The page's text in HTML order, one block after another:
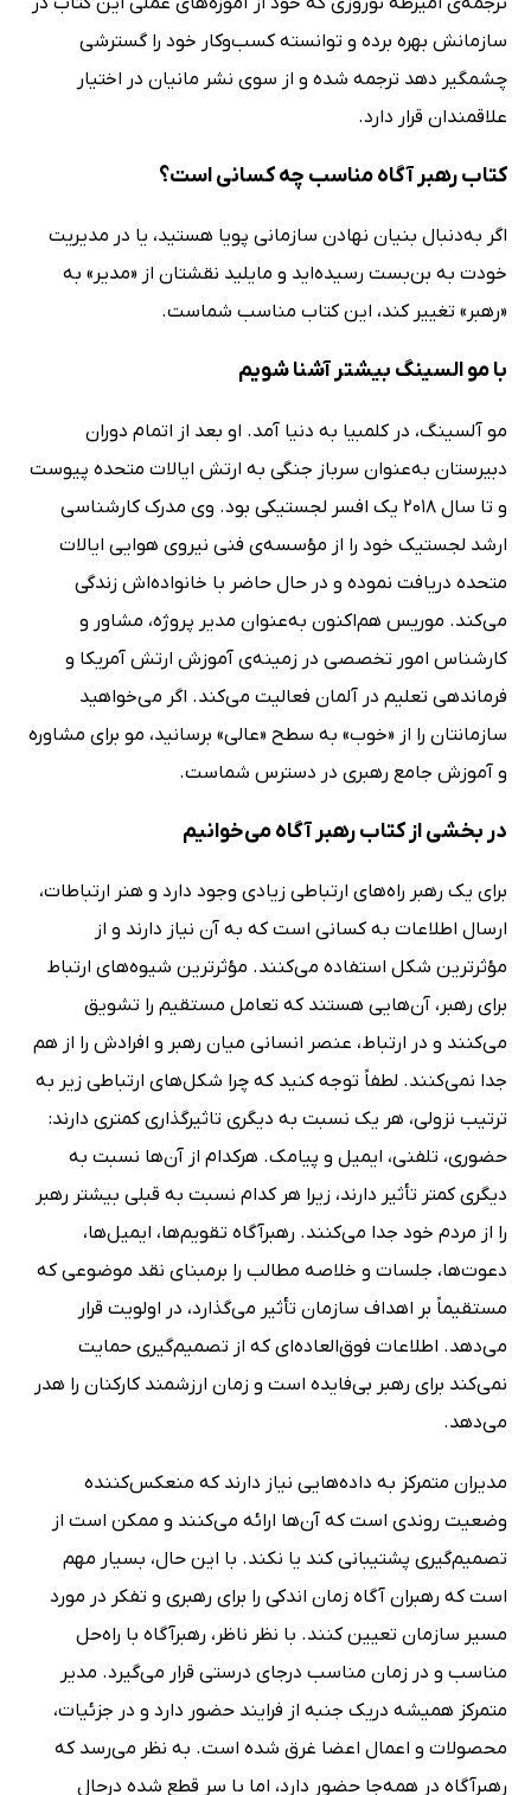
سازمانش بهره برده و توانسته کسب‌و‌کار خود را گسترشی
چشمگیر دهد ترجمه شده و از سوی نشر مانیان در اختیار
علاقمندان قرار دارد.
کتاب رهبر آگاه مناسب چه کسانی است؟
اگر به‌دنبال بنیان نهادن سازمانی پویا هستید، یا در مدیریت
خودت به بن‌بست رسیده‌اید و مایلید نقشتان از «مدیر» به
«رهبر» تغییر کند، این کتاب مناسب شماست.
با مو السینگ بیشتر آشنا شویم
مو آلسینگ، در کلمبیا به دنیا آمد. او بعد از اتمام دوران
دبیرستان به‌عنوان سرباز جنگی به ارتش ایالات متحده پیوست
و تا سال 2018 یک افسر لجستیکی بود. وی مدرک کارشناسی
ارشد لجستیک خود را از مؤسسه‌ی فنی نیروی هوایی ایالات
متحده دریافت نموده و در حال حاضر با خانواده‌اش زندگی
می‌کند. موریس هم‌اکنون به‌عنوان مدیر پروژه، مشاور و
کارشناس امور تخصصی در زمینه‌ی آموزش ارتش آمریکا و
فرماندهی تعلیم در آلمان فعالیت می‌کند. اگر می‌خواهید
سازمانتان را از «خوب» به سطح «عالی» برسانید، مو برای مشاوره
و آموزش جامع رهبری در دسترس شماست.
در بخشی از کتاب رهبر آگاه می‌خوانیم
برای یک رهبر راه‌های ارتباطی زیادی وجود دارد و هنر ارتباطات،
‌ارسال اطلاعات به کسانی است که به ﺁن نیاز دارند و از
مؤثرترین شکل استفاده می‌کنند. مؤثرترین شیوه‌های ارتباط
برای رهبر، ﺁن‌هایی هستند که تعامل مستقیم را تشویق
می‌کنند و در ارتباط، عنصر انسانی میان رهبر و افرادش را از هم
جدا نمی‌کنند. لطفاً توجه کنید که چرا شکل‌های ارتباطی زیر به
ترتیب نزولی، هر یک نسبت به دیگری تاثیرگذاری کمتری دارند:
حضوری، تلفنی، ‌ایمیل و پیامک. هرکدام از آن‌ها نسبت به
دیگری کمتر تأثیر دارند، زیرا هر کدام نسبت به قبلی بیشتر رهبر
را از مردم خود جدا می‌کنند. رهبرآگاه تقویم‌ها، ‌ایمیل‌ها،
دعوت‌ها، جلسات و خلاصه مطالب را برمبنای نقد موضوعی که
مستقیماً بر اهداف سازمان تأثیر می‌گذارد، در اولویت قرار
می‌دهد. اطلاعات فوق‌العاده‌ای که از تصمیم‌گیری حمایت
نمی‌کند برای رهبر بی‌فایده است و زمان ارزشمند کارکنان را هدر
می‌دهد.
مدیران متمرکز به داده‌هایی نیاز دارند که منعکس‌کننده
وضعیت روندی است که آن‌ها ارائه می‌کنند و ممکن است از
تصمیم‌گیری پشتیبانی کند یا نکند. با این حال، بسیار مهم
است که رهبران ﺁگاه زمان اندکی را برای رهبری و تفکر در مورد
مسیر سازمان تعیین کنند. با نظر ناظر، رهبرﺁگاه با راه‌حل
مناسب و در زمان مناسب درجای درستی قرار می‌گیرد. مدیر
متمرکز همیشه دریک جنبه از فرایند حضور دارد و در جزئیات،
محصولات و اعمال اعضا غرق شده است. به نظر می‌رسد که
رهبرﺁگاه در همه‌جا حضور دارد، اما با سر قطع شده درحال